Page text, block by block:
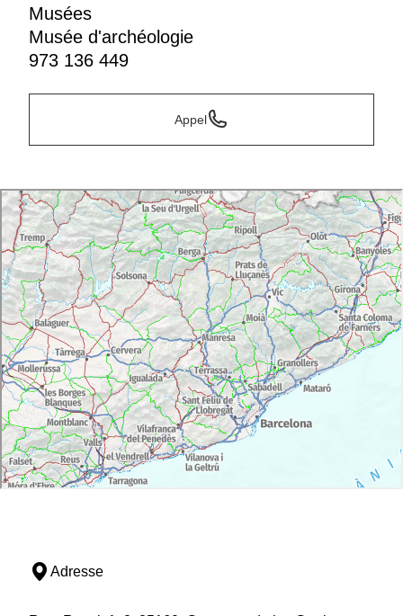
Musées
Musée d'archéologie
973 136 449
Appel
Adresse